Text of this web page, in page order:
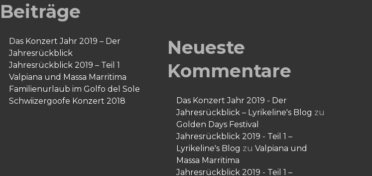
Beiträge
Das Konzert Jahr 2019 – Der
Jahresrückblick
Jahresrückblick 2019 – Teil 1
Valpiana und Massa Marritima
Familienurlaub im Golfo del Sole
Schwiizergoofe Konzert 2018
Neueste
Kommentare
Das Konzert Jahr 2019 - Der
Jahresrückblick – Lyrikeline's Blog zu
Golden Days Festival
Jahresrückblick 2019 - Teil 1 –
Lyrikeline's Blog zuValpiana und
Massa Marritima
Jahresrückblick 2019 - Teil 1 –